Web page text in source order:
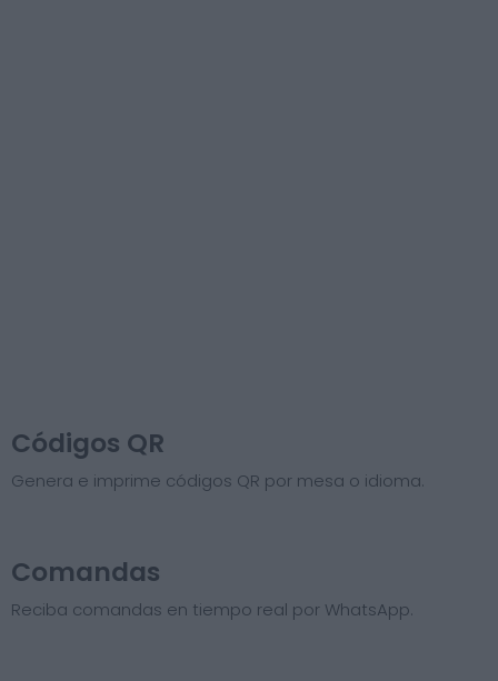
Códigos QR
Genera e imprime códigos QR por mesa o idioma.
Comandas
Reciba comandas en tiempo real por WhatsApp.